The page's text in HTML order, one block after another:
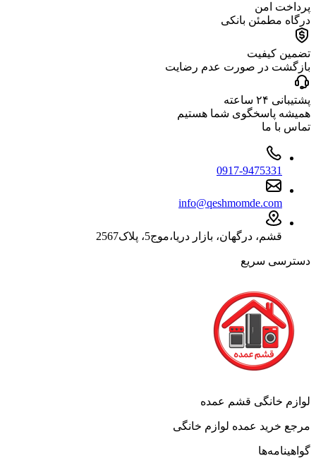
پرداخت امن
درگاه مطمئن بانکی
تضمین کیفیت
بازگشت در صورت عدم رضایت
پشتیبانی ۲۴ ساعته
همیشه پاسخگوی شما هستیم
تماس با ما
0917-9475331
info@qeshmomde.com
قشم، درگهان، بازار دریا،موج5، پلاک2567
دسترسی سریع
لوازم خانگی قشم عمده
مرجع خرید عمده لوازم خانگی
گواهینامه‌ها